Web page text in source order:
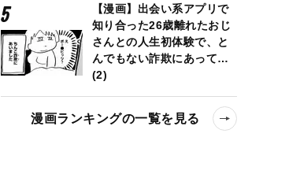
【漫画】出会い系アプリで
知り合った26歳離れたおじ
さんとの人生初体験で、と
んでもない詐欺にあって…
(2)
漫画ランキングの一覧を見る